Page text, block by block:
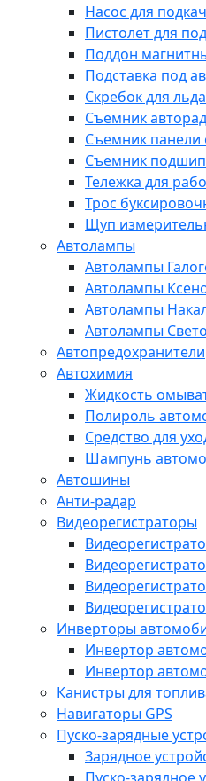
Насос для
Пистолет для
Поддон
Подставка под
Скребок для льда
Съемник
Съемник панели
Съемник
Тележка для
Трос
Щуп
Автолампы
Автолампы
Автолампы
Автолампы
Автолампы
Автопредохранители
Автохимия
Жидкость
Полироль
Средство для
Шампунь
Автошины
Анти-радар
Видеорегистраторы
Инверторы
Инвертор
Инвертор
Канистры для
Навигаторы GPS
Пуско-зарядные
Зарядное